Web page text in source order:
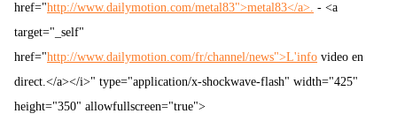
href="http://www.dailymotion.com/metal83">metal83</a>. - <a
target="_self"
href="http://www.dailymotion.com/fr/channel/news">L'info video en
direct.</a></i>" type="application/x-shockwave-flash" width="425"
height="350" allowfullscreen="true">